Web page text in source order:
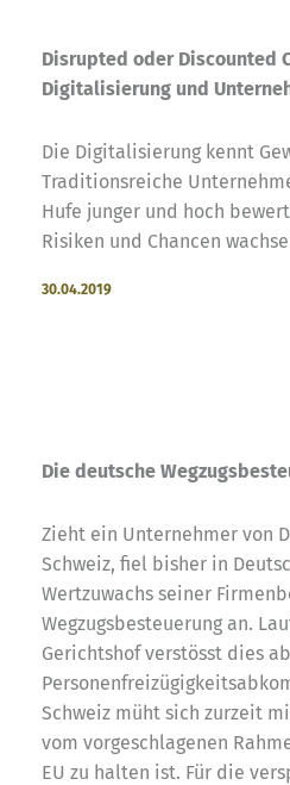
Disrupted oder Discounted
Digitalisierung und
Die Digitalisierung kennt
Traditionsreiche
Hufe junger und hoch
Risiken und Chancen
30.04.2019
Die deutsche
Zieht ein Unternehmer von
Schweiz, fiel bisher in
Wertzuwachs seiner
Wegzugsbesteuerung an.
Gerichtshof verstösst dies
Schweiz müht sich zurzeit
vom vorgeschlagenen
EU zu halten ist. Für die